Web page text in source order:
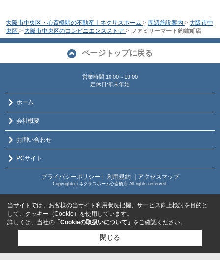
大阪市中央区・心斎橋駅の不動産｜ネクサスホーム > 周辺施設案内 > 大阪市中
央区 > 大阪市中央区のコンビニエンスストア > ファミリーマート釣鐘町店
ページトップに戻る
営業時間:10:00～19:00
定休日:年末年始
ホーム
会社概要
お問い合わせ
PCサイト
プライバシーポリシー ｜ 利用規約 ｜アクセスマップ
Copyright(c) ネクサスホーム心斎橋店 All rights reserved.
当サイトでは、お客様の当サイト利用状況把握、サービス向上検討を目的と
して、クッキー（Cookie）を使用しています。
詳しくは、当社の 「Cookieの取扱いについて」 をご確認ください。
閉じる